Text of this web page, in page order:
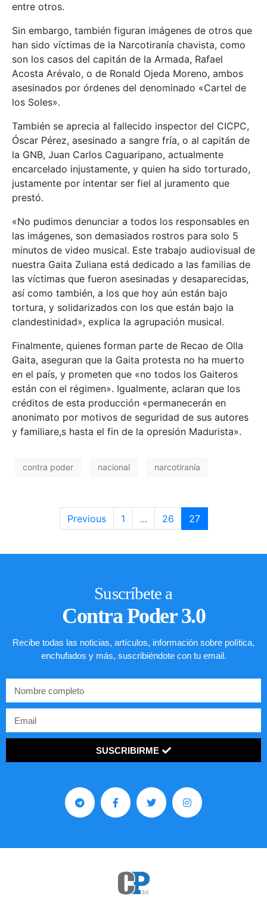
entre otros.
Sin embargo, también figuran imágenes de otros que
han sido víctimas de la Narcotiranía chavista, como
son los casos del capitán de la Armada, Rafael
Acosta Arévalo, o de Ronald Ojeda Moreno, ambos
asesinados por órdenes del denominado «Cartel de
los Soles».
También se aprecia al fallecido inspector del CICPC,
Óscar Pérez, asesinado a sangre fría, o al capitán de
la GNB, Juan Carlos Caguaripano, actualmente
encarcelado injustamente, y quien ha sido torturado,
justamente por intentar ser fiel al juramento que
prestó.
«No pudimos denunciar a todos los responsables en
las imágenes, son demasiados rostros para solo 5
minutos de video musical. Este trabajo audiovisual de
nuestra Gaita Zuliana está dedicado a las familias de
las víctimas que fueron asesinadas y desaparecidas,
así como también, a los que hoy aún están bajo
tortura, y solidarizados con los que están bajo la
clandestinidad», explica la agrupación musical.
Finalmente, quienes forman parte de Recao de Olla
Gaita, aseguran que la Gaita protesta no ha muerto
en el país, y prometen que «no todos los Gaiteros
están con el régimen». Igualmente, aclaran que los
créditos de esta producción «permanecerán en
anonimato por motivos de seguridad de sus autores
y familiare,s hasta el fin de la opresión Madurista».
contra poder nacional narcotiranía
Previous 1 ... 26 27
Suscríbete a
Contra Poder 3.0
Recibe todas las noticias, artículos, información sobre política,
enchufados y más, suscribiéndote con tu email.
SUSCRIBIRME